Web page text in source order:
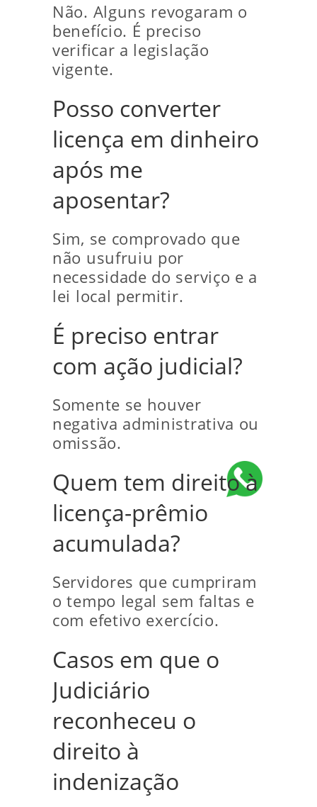
Não. Alguns revogaram o
benefício. É preciso
verificar a legislação
vigente.
Posso converter
licença em dinheiro
após me
aposentar?
Sim, se comprovado que
não usufruiu por
necessidade do serviço e a
lei local permitir.
É preciso entrar
com ação judicial?
Somente se houver
negativa administrativa ou
omissão.
Quem tem direito à
licença-prêmio
acumulada?
Servidores que cumpriram
o tempo legal sem faltas e
com efetivo exercício.
Casos em que o
Judiciário
reconheceu o
direito à
indenização